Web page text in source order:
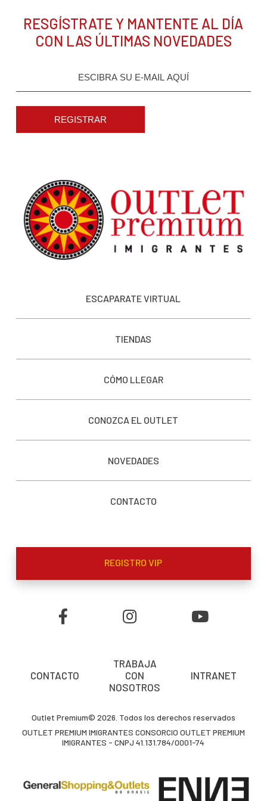
RESGÍSTRATE Y MANTENTE AL DÍA
CON LAS ÚLTIMAS NOVEDADES
REGISTRAR
ESCAPARATE VIRTUAL
TIENDAS
CÓMO LLEGAR
CONOZCA EL OUTLET
NOVEDADES
CONTACTO
REGISTRO VIP
CONTACTO
TRABAJA
CON
NOSOTROS
INTRANET
Outlet Premium© 2026. Todos los derechos reservados
OUTLET PREMIUM IMIGRANTES CONSORCIO OUTLET PREMIUM
IMIGRANTES - CNPJ 41.131.784/0001-74